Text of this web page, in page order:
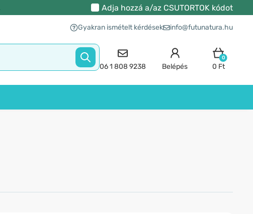
Adja hozzá a/az CSUTORTOKkódot
Gyakran ismételt kérdések info@futunatura.hu
06 1 808 9238 Belépés
0
0 Ft